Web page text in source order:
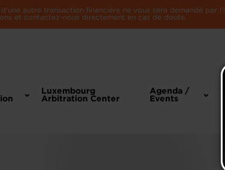
autre transaction financière ne vous sera demandé par
et contactez-nous directement en cas de doute.
Luxembourg
Arbitration Center
Agenda /
Events